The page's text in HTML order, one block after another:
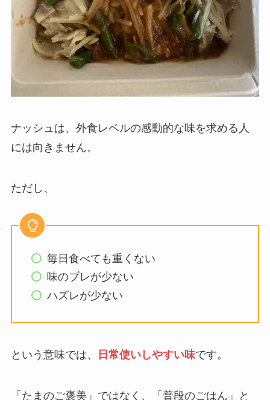
ナッシュは、外食レベルの感動的な味を求める人
には向きません。
ただし、
毎日食べても重くない
味のブレが少ない
ハズレが少ない
という意味では、 日常使いしやすい味です。
「たまのご褒美」ではなく、「普段のごはん」と